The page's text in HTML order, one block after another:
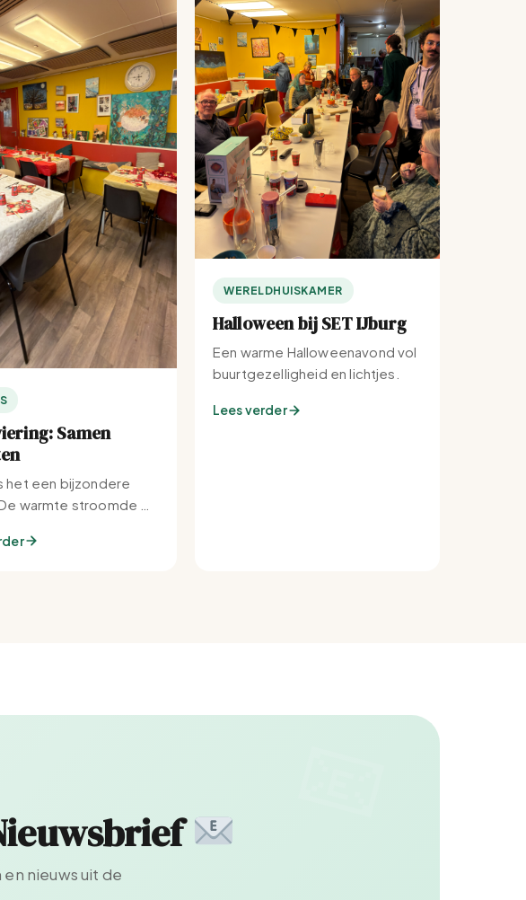
Samen
het een bijzondere
warmte stroomde bij
WERELDHUISKAMER
Halloween bij SET IJburg
Een warme Halloweenavond vol
buurtgezelligheid en lichtjes.
Lees verder
nieuws uit de